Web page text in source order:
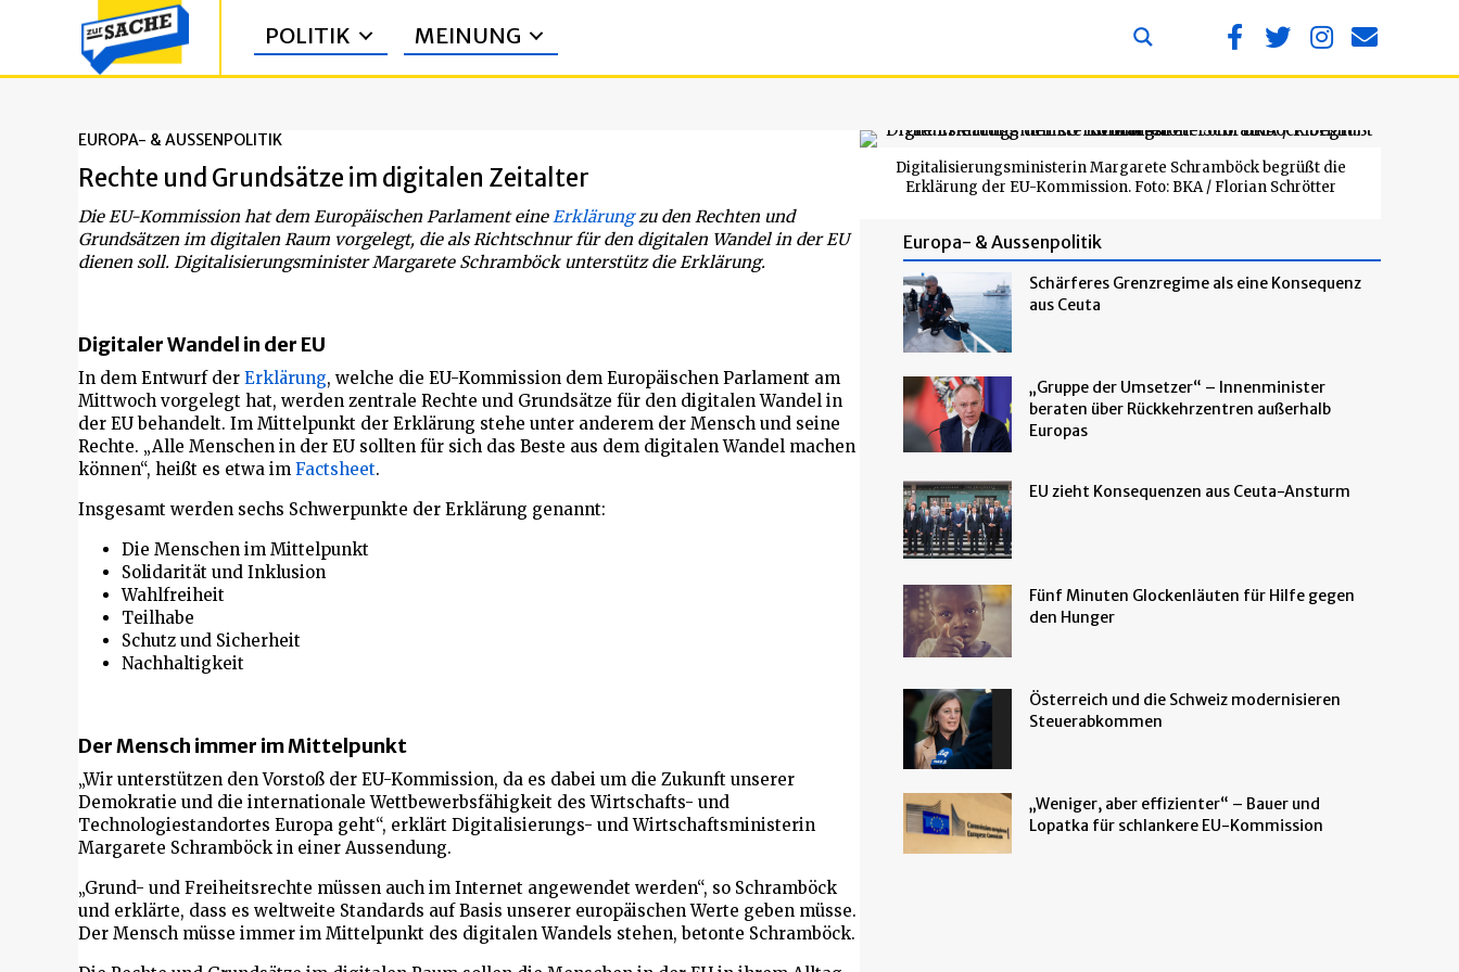
POLITIK MEINUNG
EUROPA- & AUSSENPOLITIK
Rechte und Grundsätze im digitalen Zeitalter
Die EU-Kommission hat dem Europäischen Parlament eineErklärungzu den Rechten und
Grundsätzen im digitalen Raum vorgelegt, die als Richtschnur für den digitalen Wandel in der EU
dienen soll. Digitalisierungsminister Margarete Schramböck unterstütz die Erklärung.
Digitaler Wandel in der EU
In dem Entwurf der Erklärung, welche die EU-Kommission dem Europäischen Parlament am
Mittwoch vorgelegt hat, werden zentrale Rechte und Grundsätze für den digitalen Wandel in
der EU behandelt. Im Mittelpunkt der Erklärung stehe unter anderem der Mensch und seine
Rechte. „Alle Menschen in der EU sollten für sich das Beste aus dem digitalen Wandel machen
können“, heißt es etwa im Factsheet.
Insgesamt werden sechs Schwerpunkte der Erklärung genannt:
Die Menschen im Mittelpunkt
Solidarität und Inklusion
Wahlfreiheit
Teilhabe
Schutz und Sicherheit
Nachhaltigkeit
Der Mensch immer im Mittelpunkt
„Wir unterstützen den Vorstoß der EU-Kommission, da es dabei um die Zukunft unserer
Demokratie und die internationale Wettbewerbsfähigkeit des Wirtschafts- und
Technologiestandortes Europa geht“, erklärt Digitalisierungs- und Wirtschaftsministerin
Margarete Schramböck in einer Aussendung.
„Grund- und Freiheitsrechte müssen auch im Internet angewendet werden“, so Schramböck
und erklärte, dass es weltweite Standards auf Basis unserer europäischen Werte geben müsse.
Der Mensch müsse immer im Mittelpunkt des digitalen Wandels stehen, betonte Schramböck.
Digitalisierungsministerin Margarete Schramböck begrüßt die
Erklärung der EU-Kommission. Foto: BKA / Florian Schrötter
Europa- & Aussenpolitik
Schärferes Grenzregime als eine Konsequenz
aus Ceuta
„Gruppe der Umsetzer“ – Innenminister
beraten über Rückkehrzentren außerhalb
Europas
EU zieht Konsequenzen aus Ceuta-Ansturm
Fünf Minuten Glockenläuten für Hilfe gegen
den Hunger
Österreich und die Schweiz modernisieren
Steuerabkommen
„Weniger, aber effizienter“ – Bauer und
Lopatka für schlankere EU-Kommission